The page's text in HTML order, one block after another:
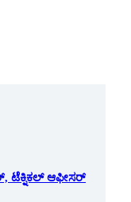
ಟೆಕ್ನಿಕಲ್ ಆಫೀಸರ್